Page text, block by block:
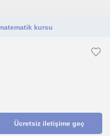
kursu
Ücretsiz iletişime geç